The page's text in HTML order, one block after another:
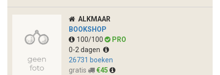
ALKMAAR
BOOKSHOP
100/100
PRO
0-2 dagen
26731 boeken
gratis
€45